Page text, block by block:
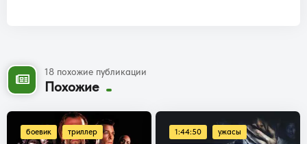
18 похожие публикации
Похожие
боевик триллер 1:44:50 ужасы